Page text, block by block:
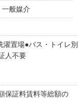
一般媒介
濯置場 バス・トイレ別
人不要
証料賃料等総額の